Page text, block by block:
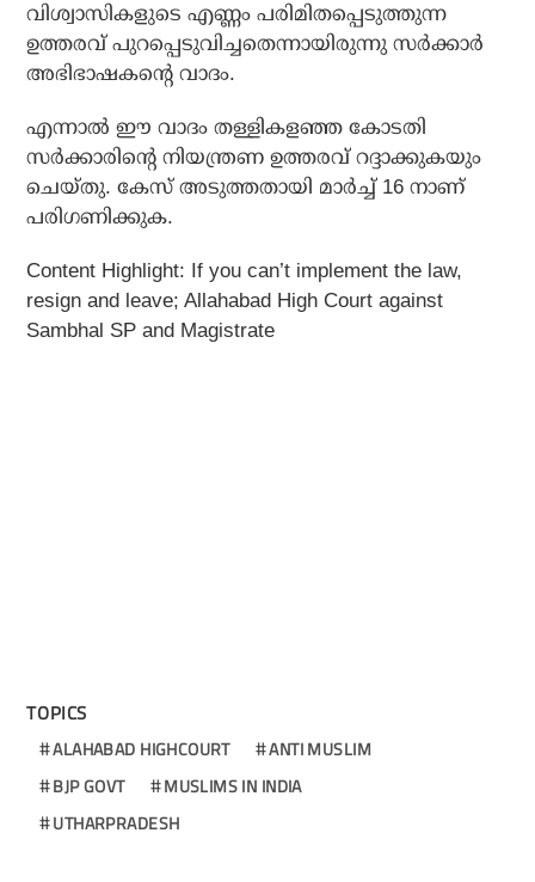
വിശ്വാസികളുടെ എണ്ണം പരിമിതപ്പെടുത്തുന്ന
ഉത്തരവ് പുറപ്പെടുവിച്ചതെന്നായിരുന്നു സര്‍ക്കാര്‍
അഭിഭാഷകന്റെ വാദം.
എന്നാല്‍ ഈ വാദം തള്ളികളഞ്ഞ കോടതി
സര്‍ക്കാരിന്റെ നിയന്ത്രണ ഉത്തരവ് റദ്ദാക്കുകയും
ചെയ്തു. കേസ് അടുത്തതായി മാര്‍ച്ച് 16 നാണ്
പരിഗണിക്കുക.
Content Highlight: If you can’t implement the law,
resign and leave; Allahabad High Court against
Sambhal SP and Magistrate
TOPICS
ALAHABAD HIGHCOURT
ANTI MUSLIM
BJP GOVT
MUSLIMS IN INDIA
UTHARPRADESH